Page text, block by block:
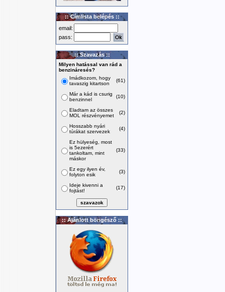
:: Címlista belépés ::
email:
pass:
:: Szavazás ::
Milyen hatással van rád a
benzináresés?
Imádkozom, hogy
tavaszig kitartson
(61)
Már a kád is csurig
benzinnel
(10)
Eladtam az összes
MOL részvényemet
(2)
Hosszabb nyári
túrákat szervezek
(4)
Ez hülyeség, most
is 5ezerért
tankoltam, mint
máskor
(33)
Ez egy ilyen év,
folyton esik
(3)
Ideje kivenni a
fojtást!
(17)
:: Ajánlott böngésző ::